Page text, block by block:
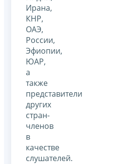
Ирана,
КНР,
ОАЭ,
России,
Эфиопии,
ЮАР,
а
также
представители
других
стран-
членов
в
качестве
слушателей.